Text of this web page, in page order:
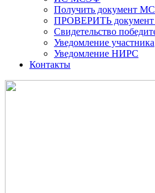
Получить документ
ПРОВЕРИТЬ
Свидетельство
Уведомление участника
Уведомление НИРС
Контакты